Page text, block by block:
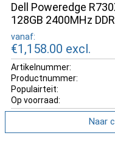
Dell Poweredge
128GB 2400MHz
vanaf:
€1,158.00 excl.
Artikelnummer:
Productnummer:
Populairteit:
Op voorraad:
Naar